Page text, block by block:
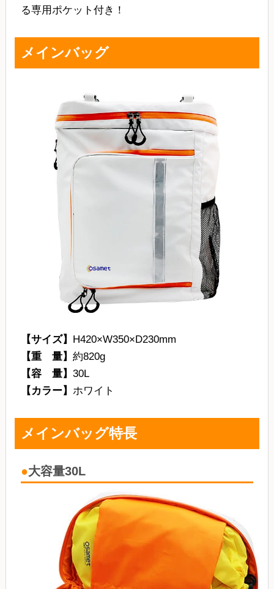
る専用ポケット付き！
メインバッグ
【サイズ】
H420×W350×D230mm
【重 量】 約820g
【容 量】 30L
【カラー】 ホワイト
メインバッグ特長
大容量30L